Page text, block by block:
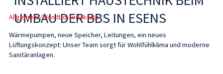
UMBAU DER BBS IN ESENS
Allgemein/ Von tbd-redakteur
Wärmepumpen, neue Speicher, Leitungen, ein neues
Lüftungskonzept: Unser Team sorgt für Wohlfühlklima und moderne
Sanitäranlagen.